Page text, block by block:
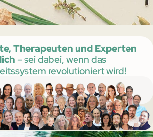
Therapeuten und Experten
– sei dabei, wenn das
revolutioniert wird!